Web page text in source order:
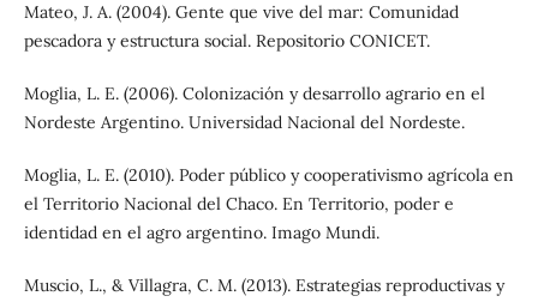
Mateo, J. A. (2004). Gente que vive del mar: Comunidad
pescadora y estructura social. Repositorio CONICET.
Moglia, L. E. (2006). Colonización y desarrollo agrario en el
Nordeste Argentino. Universidad Nacional del Nordeste.
Moglia, L. E. (2010). Poder público y cooperativismo agrícola en
el Territorio Nacional del Chaco. En Territorio, poder e
identidad en el agro argentino. Imago Mundi.
Muscio, L., & Villagra, C. M. (2013). Estrategias reproductivas y